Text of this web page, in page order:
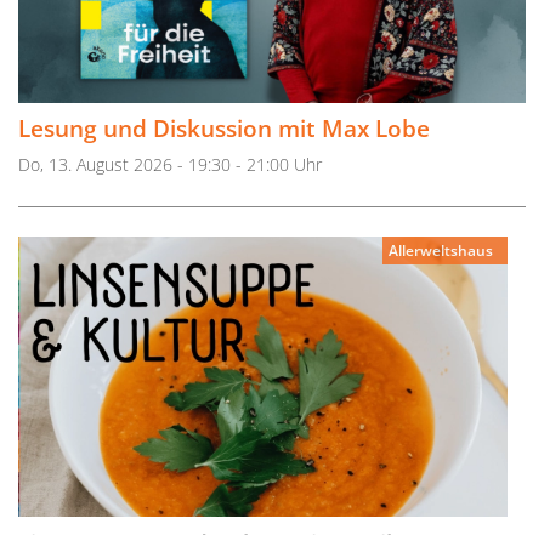
Lesung und Diskussion mit Max Lobe
Do, 13. August 2026 - 19:30 - 21:00 Uhr
Allerweltshaus